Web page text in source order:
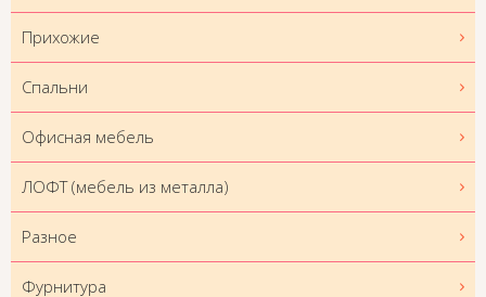
Прихожие
Спальни
Офисная мебель
ЛОФТ (мебель из металла)
Разное
Фурнитура